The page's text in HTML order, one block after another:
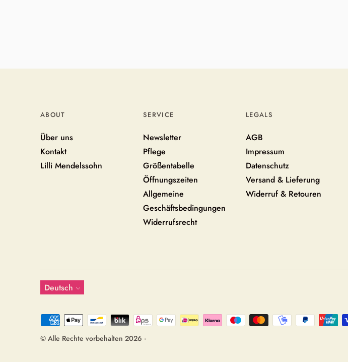
ABOUT
Über uns
Kontakt
Lilli Mendelssohn
SERVICE
Newsletter
Pflege
Größentabelle
Öffnungszeiten
Allgemeine
Geschäftsbedingungen
Widerrufsrecht
LEGALS
AGB
Impressum
Datenschutz
Versand & Lieferung
Widerruf & Retouren
Sprache
Deutsch
Akzeptierte
Zahlungsarten
© Alle Rechte vorbehalten 2026 ·